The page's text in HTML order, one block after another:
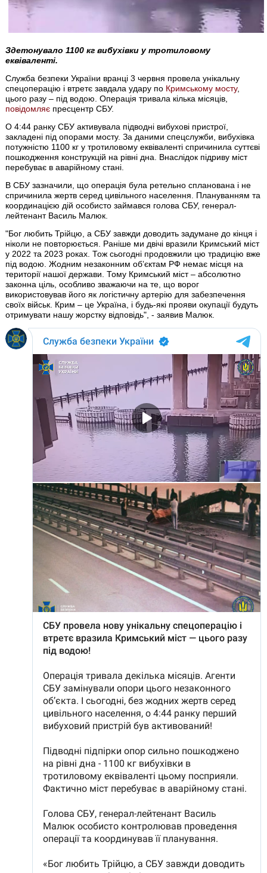
Здетонувало 1100 кг вибухівки у тротиловому
еквіваленті.
Служба безпеки України вранці 3 червня провела унікальну
спецоперацію і втретє завдала удару по Кримському мосту,
цього разу – під водою. Операція тривала кілька місяців,
повідомляє пресцентр СБУ.
О 4:44 ранку СБУ активувала підводні вибухові пристрої,
закладені під опорами мосту. За даними спецслужби, вибухівка
потужністю 1100 кг у тротиловому еквіваленті спричинила суттєві
пошкодження конструкцій на рівні дна. Внаслідок підриву міст
перебуває в аварійному стані.
В СБУ зазначили, що операція була ретельно спланована і не
спричинила жертв серед цивільного населення. Плануванням та
координацією дій особисто займався голова СБУ, генерал-
лейтенант Василь Малюк.
"Бог любить Трійцю, а СБУ завжди доводить задумане до кінця і
ніколи не повторюється. Раніше ми двічі вразили Кримський міст
у 2022 та 2023 роках. Тож сьогодні продовжили цю традицію вже
під водою. Жодним незаконним обʼєктам РФ немає місця на
території нашої держави. Тому Кримський міст – абсолютно
законна ціль, особливо зважаючи на те, що ворог
використовував його як логістичну артерію для забезпечення
своїх військ. Крим – це Україна, і будь-які прояви окупації будуть
отримувати нашу жорстку відповідь", - заявив Малюк.